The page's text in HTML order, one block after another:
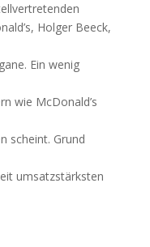
Holger Beeck,
Ein wenig
wie McDonald’s
scheint. Grund
umsatzstärksten